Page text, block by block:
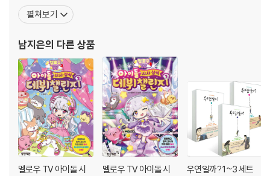
세종대학교 만화애니메이션학과에 입학하여 2002년 6월 서울문화
사 『영 점프』에 단편 「순니미」로 데뷔하였다. 연재작으로는 『군바리
어진 다음날』 등이
펼쳐보기
남지은의 다른 상품
멜로우 TV 아이돌 시
멜로우 TV 아이돌 시
우연일까? 1~3 세트